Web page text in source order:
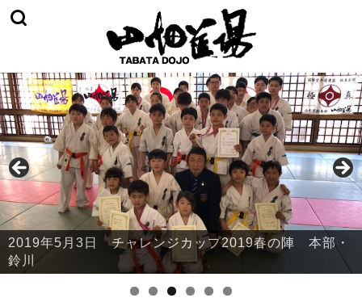
2019年5月3日 チャレンジカップ2019春の陣 本部・
鈴川